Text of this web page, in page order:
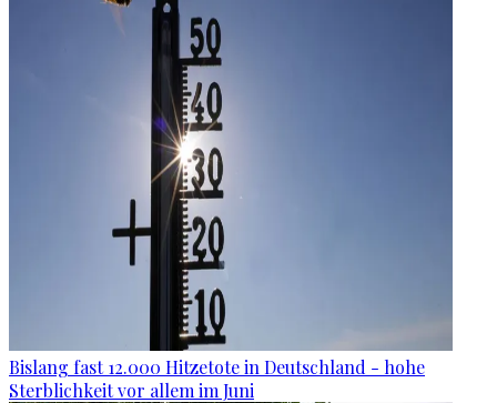
Bislang fast 12.000 Hitzetote in Deutschland - hohe
Sterblichkeit vor allem im Juni